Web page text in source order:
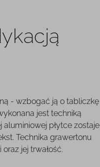
- wzbogać ją o tabliczkę
jest techniką
aluminiowej płytce zostaje
Technika grawertonu
jej trwałość.